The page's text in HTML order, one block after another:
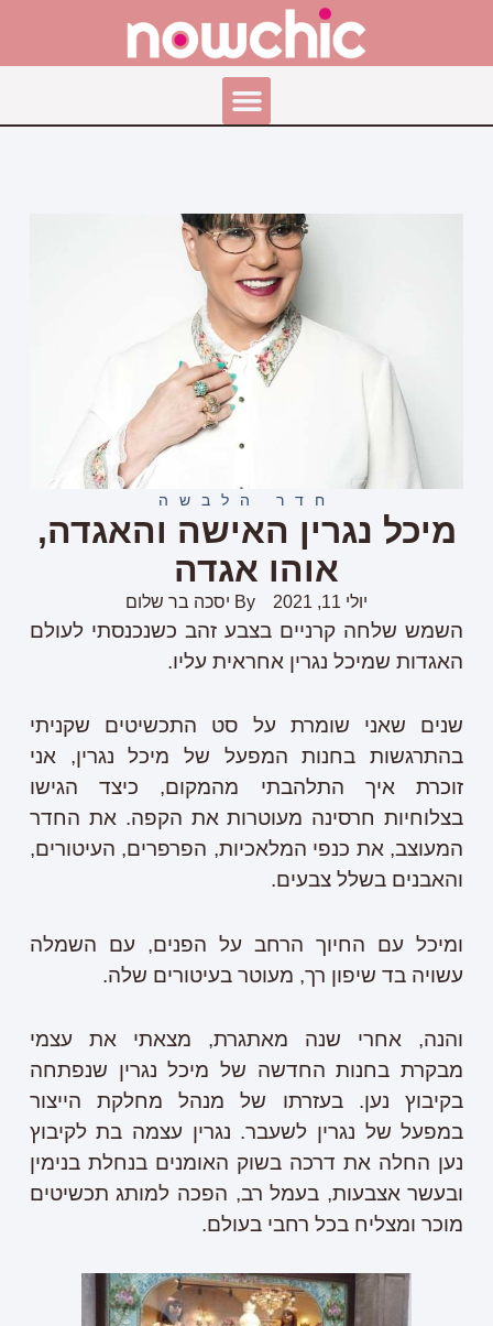
חדר הלבשה
מיכל נגרין האישה והאגדה,
אוהו אגדה
יולי 11, 2021 By יסכה בר שלום
השמש שלחה קרניים בצבע זהב כשנכנסתי לעולם
האגדות שמיכל נגרין אחראית עליו.
שנים שאני שומרת על סט התכשיטים שקניתי
בהתרגשות בחנות המפעל של מיכל נגרין, אני
זוכרת איך התלהבתי מהמקום, כיצד הגישו
בצלוחיות חרסינה מעוטרות את הקפה. את החדר
המעוצב, את כנפי המלאכיות, הפרפרים, העיטורים,
והאבנים בשלל צבעים.
ומיכל עם החיוך הרחב על הפנים, עם השמלה
עשויה בד שיפון רך, מעוטר בעיטורים שלה.
והנה, אחרי שנה מאתגרת, מצאתי את עצמי
מבקרת בחנות החדשה של מיכל נגרין שנפתחה
בקיבוץ נען. בעזרתו של מנהל מחלקת הייצור
במפעל של נגרין לשעבר. נגרין עצמה בת לקיבוץ
נען החלה את דרכה בשוק האומנים בנחלת בנימין
ובעשר אצבעות, בעמל רב, הפכה למותג תכשיטים
מוכר ומצליח בכל רחבי בעולם.